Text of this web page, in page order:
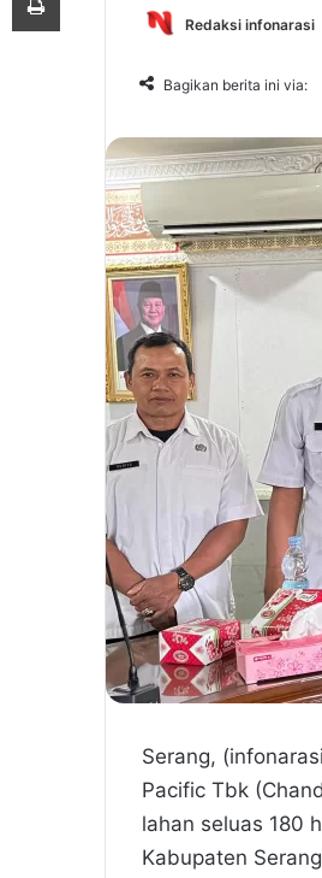
Redaksi infonarasi
Bagikan berita ini via:
Serang,
Pacific Tbk
lahan seluas 180
Kabupaten